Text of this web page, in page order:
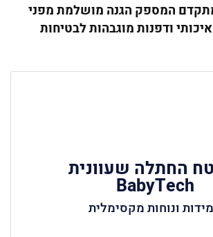
מתקדם המספק הגנה מושלמת מפני
ודפנות מוגבהות לבטיחות
החתלה שעוונית
BabyTech
ונוחות מקסימלית